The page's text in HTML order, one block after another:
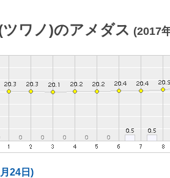
ワノ)のアメダス (2017
24日)